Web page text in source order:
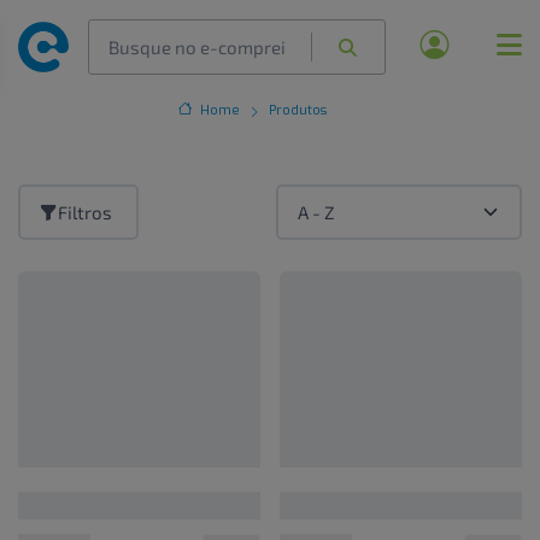
Home Produtos
Filtros